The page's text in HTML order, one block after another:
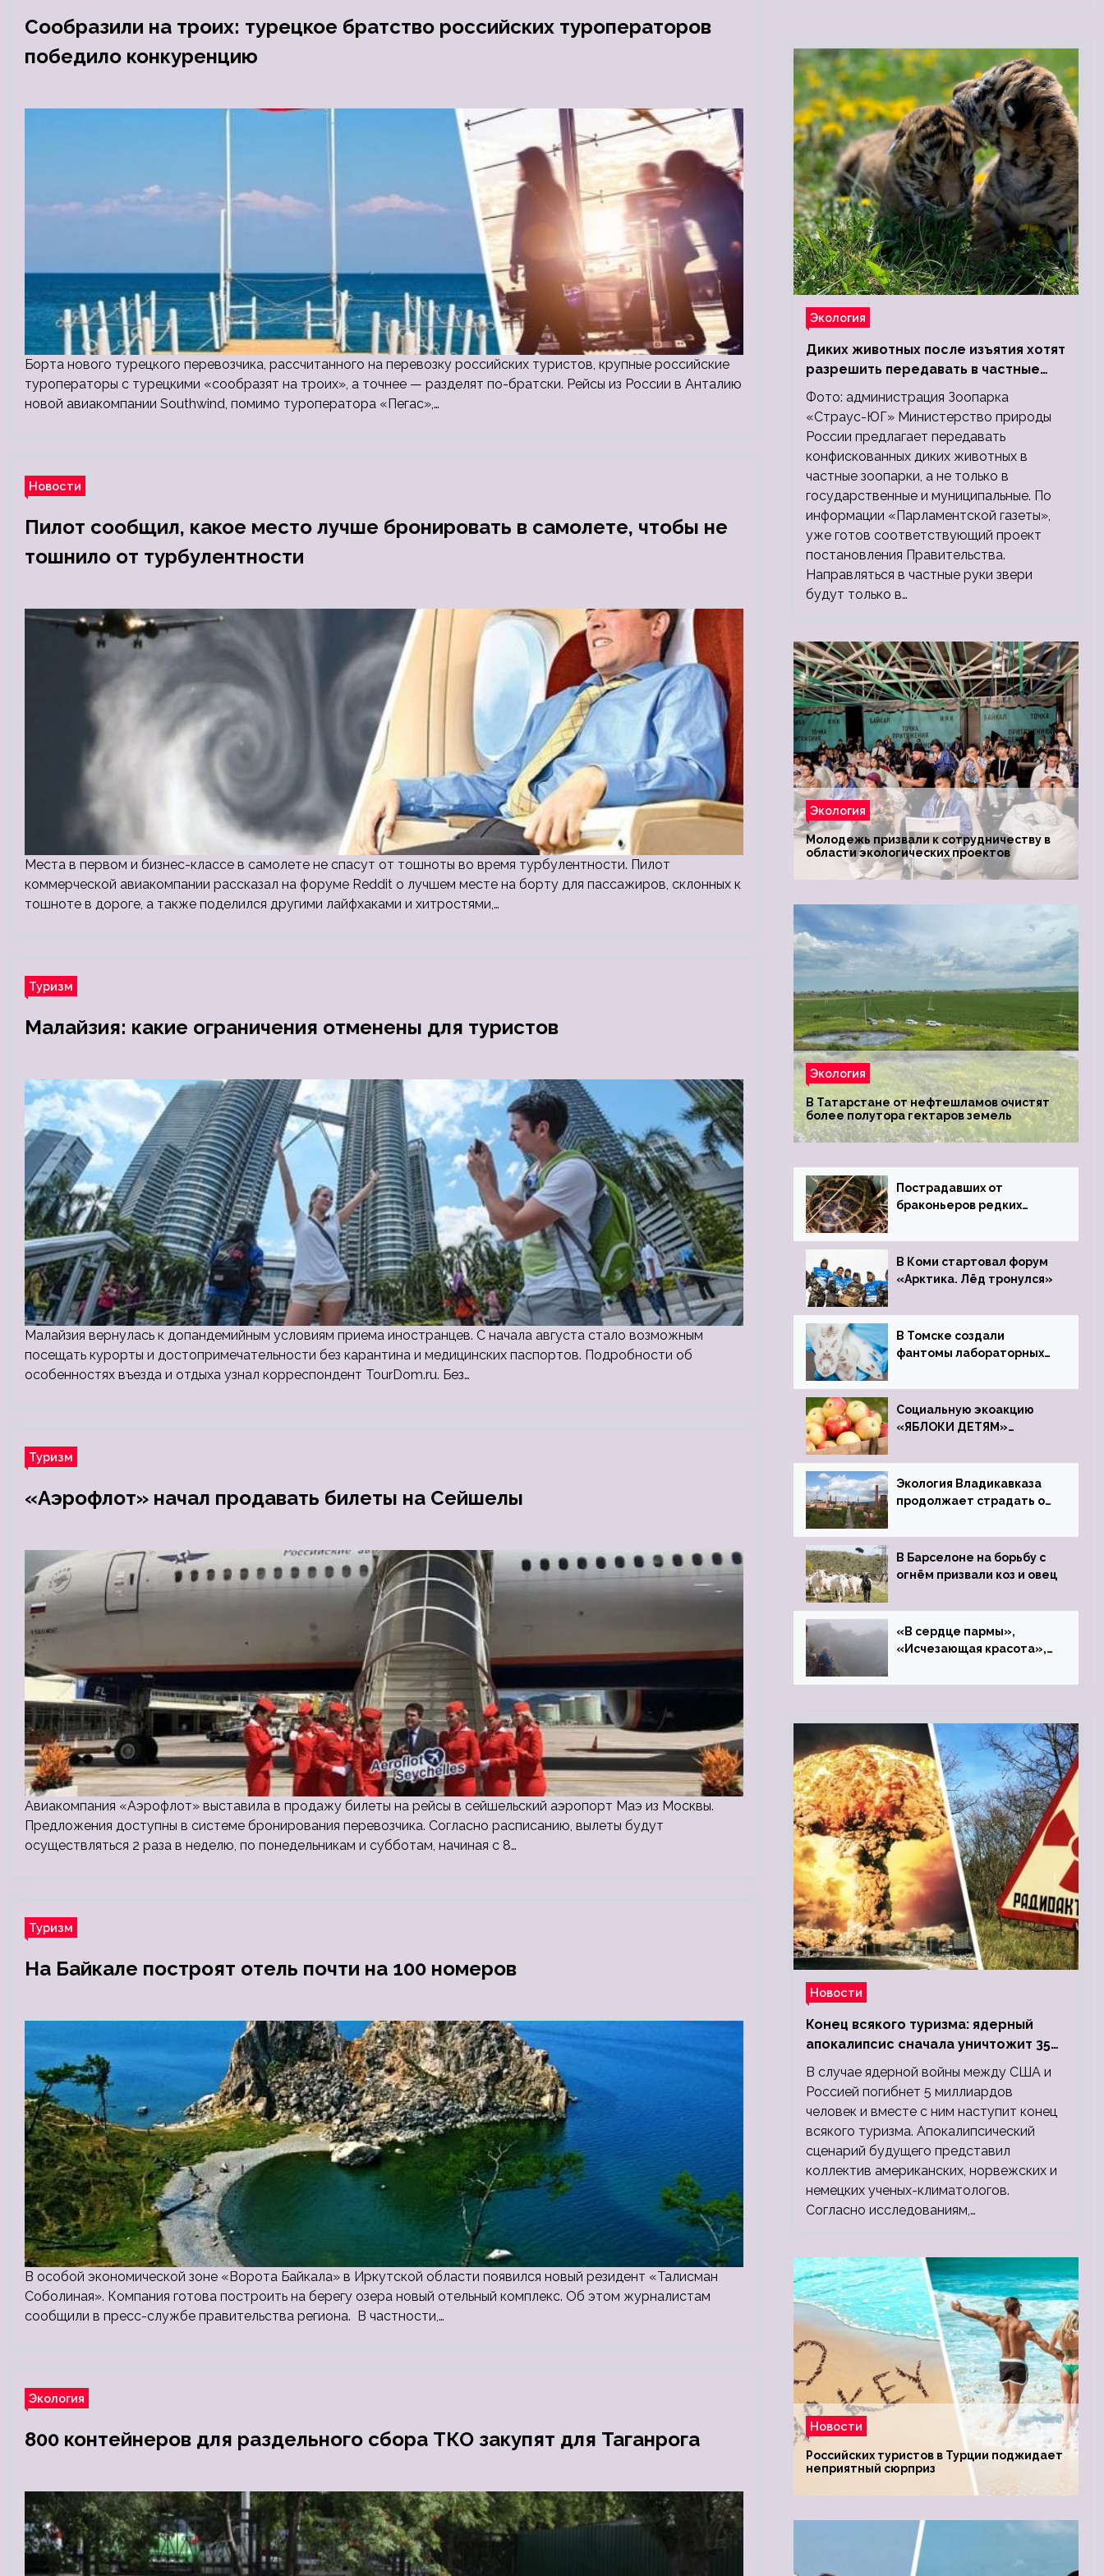
Сообразили на троих: турецкое братство российских туроператоров
победило конкуренцию
Борта нового турецкого перевозчика, рассчитанного на перевозку российских туристов, крупные российские
туроператоры с турецкими «сообразят на троих», а точнее — разделят по-братски. Рейсы из России в Анталию
новой авиакомпании Southwind, помимо туроператора «Пегас»,…
Новости
Пилот сообщил, какое место лучше бронировать в самолете, чтобы не
тошнило от турбулентности
Места в первом и бизнес-классе в самолете не спасут от тошноты во время турбулентности. Пилот
коммерческой авиакомпании рассказал на форуме Reddit о лучшем месте на борту для пассажиров, склонных к
тошноте в дороге, а также поделился другими лайфхаками и хитростями,…
Туризм
Малайзия: какие ограничения отменены для туристов
Малайзия вернулась к допандемийным условиям приема иностранцев. С начала августа стало возможным
посещать курорты и достопримечательности без карантина и медицинских паспортов. Подробности об
особенностях въезда и отдыха узнал корреспондент TourDom.ru. Без…
Туризм
«Аэрофлот» начал продавать билеты на Сейшелы
Авиакомпания «Аэрофлот» выставила в продажу билеты на рейсы в сейшельский аэропорт Маэ из Москвы.
Предложения доступны в системе бронирования перевозчика. Согласно расписанию, вылеты будут
осуществляться 2 раза в неделю, по понедельникам и субботам, начиная с 8…
Туризм
На Байкале построят отель почти на 100 номеров
В особой экономической зоне «Ворота Байкала» в Иркутской области появился новый резидент «Талисман
Соболиная». Компания готова построить на берегу озера новый отельный комплекс. Об этом журналистам
сообщили в пресс-службе правительства региона. В частности,…
Экология
800 контейнеров для раздельного сбора ТКО закупят для Таганрога
Экология
Диких животных после изъятия хотят
разрешить передавать в частные
зоопарки
Фото: администрация Зоопарка
«Страус-ЮГ» Министерство природы
России предлагает передавать
конфискованных диких животных в
частные зоопарки, а не только в
государственные и муниципальные. По
информации «Парламентской газеты»,
уже готов соответствующий проект
постановления Правительства.
Направляться в частные руки звери
будут только в…
Экология
Молодежь призвали к сотрудничеству в
области экологических проектов
Экология
В Татарстане от нефтешламов очистят
более полутора гектаров земель
Пострадавших от
браконьеров редких
Ростовский зоопарк
В Коми стартовал форум
«Арктика. Лёд тронулся»
В Томске создали
фантомы лабораторных
Социальную экоакцию
«ЯБЛОКИ ДЕТЯМ»
Экология Владикавказа
продолжает страдать от
завода
В Барселоне на борьбу с
огнём призвали коз и овец
«В сердце пармы»,
«Исчезающая красота»,
Новости
Конец всякого туризма: ядерный
апокалипсис сначала уничтожит 350
миллионов, а потом 5 миллиардов
людей
В случае ядерной войны между США и
Россией погибнет 5 миллиардов
человек и вместе с ним наступит конец
всякого туризма. Апокалипсический
сценарий будущего представил
коллектив американских, норвежских и
немецких ученых-климатологов.
Согласно исследованиям,…
Новости
Российских туристов в Турции поджидает
неприятный сюрприз